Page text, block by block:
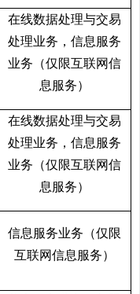
在线数据处理与交易
处理业务，信息服务
业务（仅限互联网信
息服务）
在线数据处理与交易
处理业务，信息服务
业务（仅限互联网信
息服务）
信息服务业务（仅限
互联网信息服务）